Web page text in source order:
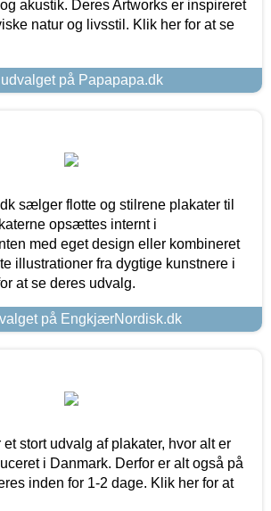
akustik. Deres Artworks er inspireret
natur og livsstil. Klik her for at se
på Papapapa.dk
sælger flotte og stilrene plakater til
opsættes internt i
med eget design eller kombineret
illustrationer fra dygtige kunstnere i
at se deres udvalg.
på EngkjærNordisk.dk
stort udvalg af plakater, hvor alt er
i Danmark. Derfor er alt også på
inden for 1-2 dage. Klik her for at